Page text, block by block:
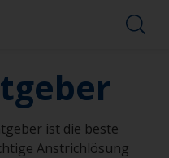
ist die beste
Anstrichlösung